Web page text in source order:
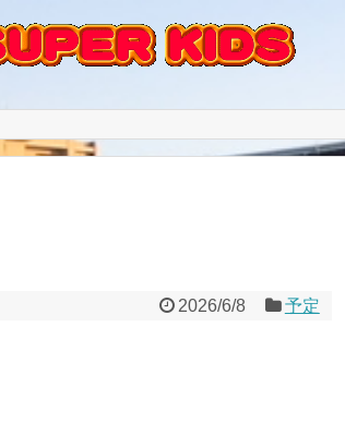
2026/6/8 予定